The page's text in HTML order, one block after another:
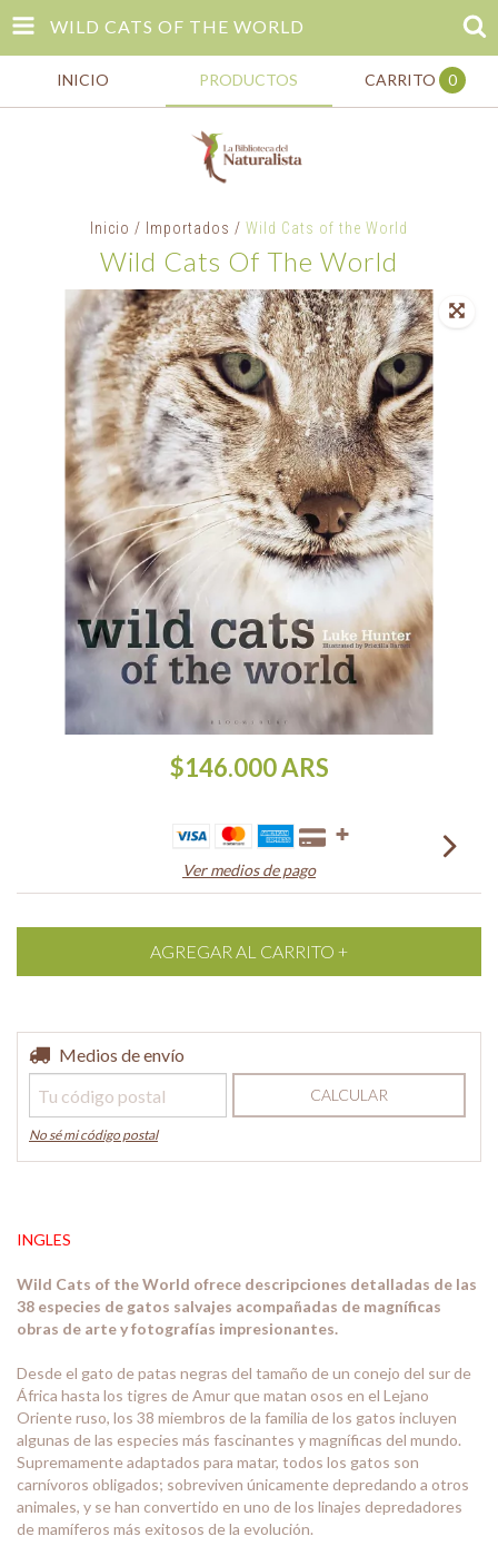
WILD CATS OF THE WORLD
INICIO PRODUCTOS CARRITO 0
Inicio / Importados / Wild Cats of the World
Wild Cats Of The World
$146.000ARS
Ver medios de pago
Entregas para el CP:
Medios de envío
CALCULAR
No sé mi código postal
INGLES
Wild Cats of the World ofrece descripciones detalladas de las
38 especies de gatos salvajes acompañadas de magníficas
obras de arte y fotografías impresionantes.
Desde el gato de patas negras del tamaño de un conejo del sur de
África hasta los tigres de Amur que matan osos en el Lejano
Oriente ruso, los 38 miembros de la familia de los gatos incluyen
algunas de las especies más fascinantes y magníficas del mundo.
Supremamente adaptados para matar, todos los gatos son
carnívoros obligados; sobreviven únicamente depredando a otros
animales, y se han convertido en uno de los linajes depredadores
de mamíferos más exitosos de la evolución.